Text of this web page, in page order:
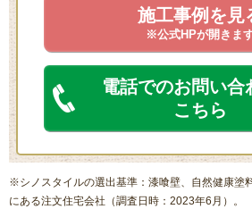
施工事例を見
※公式HPが開きま
電話でのお問い合
こちら
※シノスタイルの選出基準：漆喰壁、自然健康塗
にある注文住宅会社（調査日時：2023年6月）。